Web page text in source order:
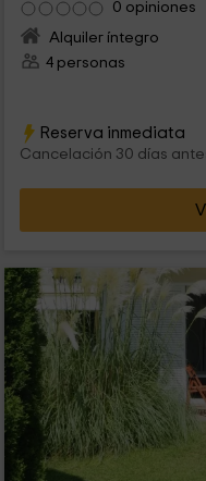
0 opiniones
Alquiler íntegro
4 personas
Reserva inmediata
Cancelación 30 días